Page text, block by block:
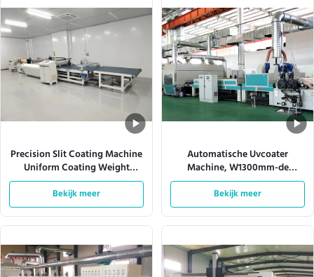
Precision Slit Coating Machine
Uniform Coating Weight
Verstelbare matrijzen
Bekijk meer
Automatische Uvcoater
Machine, W1300mm-de
Productielijn van de Nevelverf
Bekijk meer